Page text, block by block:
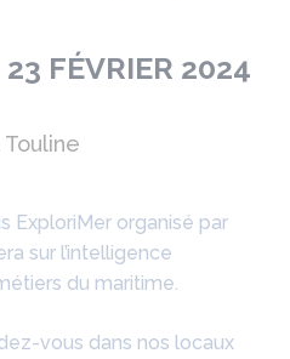
FÉVRIER 2024
Touline
ExploriMer organisé par
sur l’intelligence
du maritime.
vous dans nos locaux